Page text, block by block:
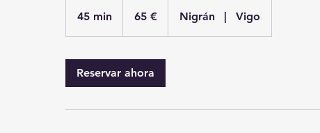
45 min
5
65 € Nigrán | Vigo
Reservar ahora